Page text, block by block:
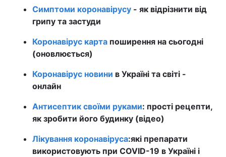
Симптоми коронавірусу - як відрізнити від
грипу та застуди
Коронавірус карта поширення на сьогодні
(оновлюється)
Коронавірус новини в Україні та світі -
онлайн
Антисептик своїми руками: прості рецепти,
як зробити його будинку (відео)
Лікування коронавіруса:які препарати
використовують при COVID-19 в Україні і